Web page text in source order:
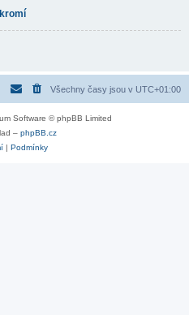
Všechny časy jsou v UTC+01:00
Software © phpBB Limited
– phpBB.cz
| Podmínky